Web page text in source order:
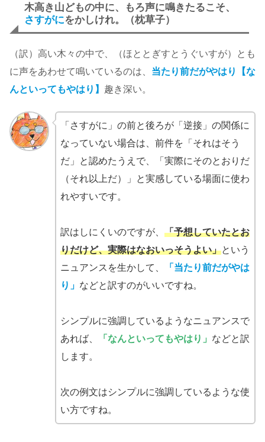
木高き山どもの中に、もろ声に鳴きたるこそ、
さすがにをかしけれ。（枕草子）
（訳）高い木々の中で、（ほととぎすとうぐいすが）とも
に声をあわせて鳴いているのは、 当たり前だがやはり【な
んといってもやはり】 趣き深い。
「さすがに」の前と後ろが「逆接」の関係に
なっていない場合は、前件を「それはそう
だ」と認めたうえで、「実際にそのとおりだ
（それ以上だ）」と実感している場面に使わ
れやすいです。
訳はしにくいのですが、 「予想していたとお
りだけど、実際はなおいっそうよい」という
ニュアンスを生かして、
「当たり前だがやは
り」 などと訳すのがいいですね。
シンプルに強調しているようなニュアンスで
あれば、
「なんといってもやはり」 などと訳
します。
次の例文はシンプルに強調しているような使
い方ですね。